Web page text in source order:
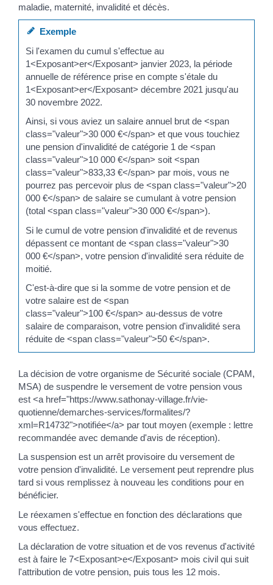
maladie, maternité, invalidité et décès.
Exemple
Si l'examen du cumul s'effectue au
1<Exposant>er</Exposant> janvier 2023, la période
annuelle de référence prise en compte s'étale du
1<Exposant>er</Exposant> décembre 2021 jusqu'au
30 novembre 2022.
Ainsi, si vous aviez un salaire annuel brut de <span
class="valeur">30 000 €</span> et que vous touchiez
une pension d'invalidité de catégorie 1 de <span
class="valeur">10 000 €</span> soit <span
class="valeur">833,33 €</span> par mois, vous ne
pourrez pas percevoir plus de <span class="valeur">20
000 €</span> de salaire se cumulant à votre pension
(total <span class="valeur">30 000 €</span>).
Si le cumul de votre pension d'invalidité et de revenus
dépassent ce montant de <span class="valeur">30
000 €</span>, votre pension d'invalidité sera réduite de
moitié.
C'est-à-dire que si la somme de votre pension et de
votre salaire est de <span
class="valeur">100 €</span> au-dessus de votre
salaire de comparaison, votre pension d'invalidité sera
réduite de <span class="valeur">50 €</span>.
La décision de votre organisme de Sécurité sociale (CPAM,
MSA) de suspendre le versement de votre pension vous
est <a href="https://www.sathonay-village.fr/vie-
quotienne/demarches-services/formalites/?
xml=R14732">notifiée</a> par tout moyen (exemple : lettre
recommandée avec demande d'avis de réception).
La suspension est un arrêt provisoire du versement de
votre pension d'invalidité. Le versement peut reprendre plus
tard si vous remplissez à nouveau les conditions pour en
bénéficier.
Le réexamen s'effectue en fonction des déclarations que
vous effectuez.
La déclaration de votre situation et de vos revenus d'activité
est à faire le 7<Exposant>e</Exposant> mois civil qui suit
l'attribution de votre pension, puis tous les 12 mois.